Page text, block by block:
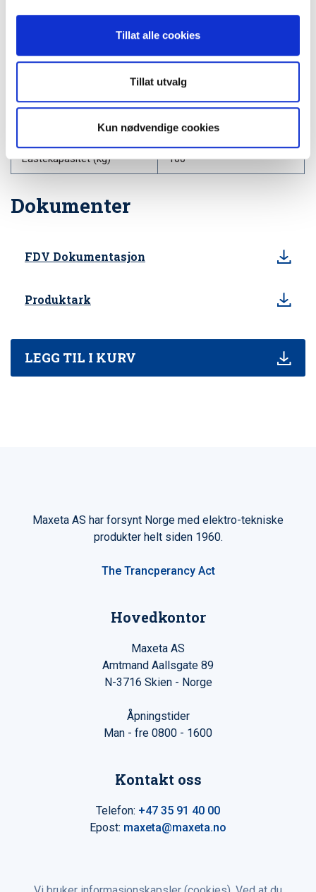
Tillat alle cookies
Tillat utvalg
Kun nødvendige cookies
1000
Dybde (mm) 600
Rack unit kapasitet 20U
55
Lastekapasitet (kg) 100
Dokumenter
FDV Dokumentasjon
Produktark
LEGG TIL I KURV
Maxeta AS har forsynt Norge med elektro-tekniske
produkter helt siden 1960.
The Trancperancy Act
Hovedkontor
Maxeta AS
Amtmand Aallsgate 89
N-3716 Skien - Norge
Åpningstider
Man - fre 0800 - 1600
Kontakt oss
Telefon: +47 35 91 40 00
Epost: maxeta@maxeta.no